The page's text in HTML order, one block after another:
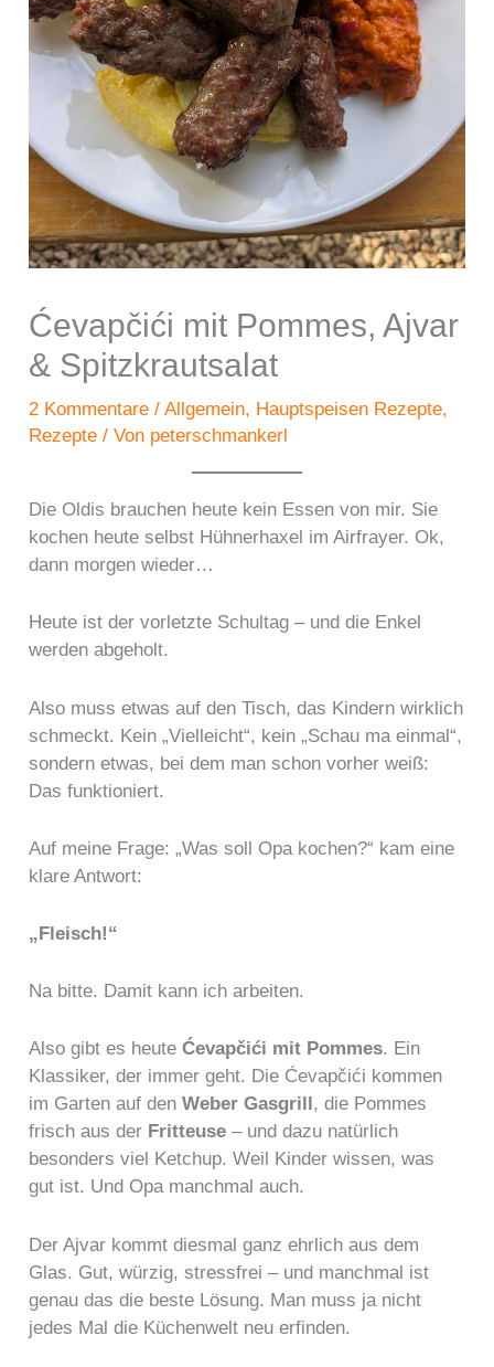
Ćevapčići mit Pommes, Ajvar
& Spitzkrautsalat
2 Kommentare /Allgemein, Hauptspeisen Rezepte,
Rezepte / Von peterschmankerl
Die Oldis brauchen heute kein Essen von mir. Sie
kochen heute selbst Hühnerhaxel im Airfrayer. Ok,
dann morgen wieder…
Heute ist der vorletzte Schultag – und die Enkel
werden abgeholt.
Also muss etwas auf den Tisch, das Kindern wirklich
schmeckt. Kein „Vielleicht“, kein „Schau ma einmal“,
sondern etwas, bei dem man schon vorher weiß:
Das funktioniert.
Auf meine Frage: „Was soll Opa kochen?“ kam eine
klare Antwort:
„Fleisch!“
Na bitte. Damit kann ich arbeiten.
Also gibt es heuteĆevapčići mit Pommes. Ein
Klassiker, der immer geht. Die Ćevapčići kommen
im Garten auf denWeber Gasgrill , die Pommes
frisch aus der Fritteuse – und dazu natürlich
besonders viel Ketchup. Weil Kinder wissen, was
gut ist. Und Opa manchmal auch.
Der Ajvar kommt diesmal ganz ehrlich aus dem
Glas. Gut, würzig, stressfrei – und manchmal ist
genau das die beste Lösung. Man muss ja nicht
jedes Mal die Küchenwelt neu erfinden.